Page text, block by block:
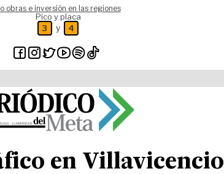
obras e inversión en las regiones
Pico y placa
3 y 4
en Villavicencio